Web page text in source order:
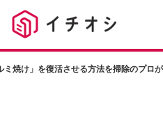
焼け」を復活させる方法を掃除のプロ